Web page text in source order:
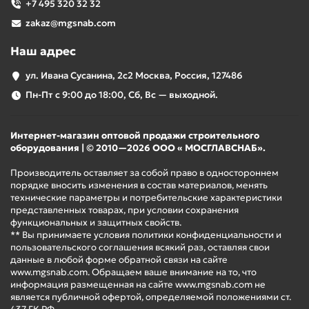
лазерных нивелиров. Он состоит из трех секций, при
раскладывании достигает 3,6 метров. Штанга RGK CG-2
разметке внутри помещений. В комплект входит
небольшой трипод.
RGK PR-38R
Количество
плоскостей
Горизонтальный
угол развёртки
360°
Количество
вертикальных
плоскостей
2
Вертикальный
угол развёртки
360°
Точность
±2 мм на 10 м
+7 495 320 32 32
zakaz@mgsnab.com
Наш адрес
ул. Ивана Сусанина, 2с2 Москва, Россия, 127486
Пн-Пт с 9:00 до 18:00, Сб, Вс — выходной.
Интернет-магазин оптовой продажи строительного
оборудования | © 2010—2026 ООО « МОСГЛАВСНАБ».
Производитель оставляет за собой право в одностороннем
порядке вносить изменения в состав материалов, менять
технические параметры и потребительские характеристики
представленных товарах, при условии сохранения
функциональных и защитных свойств.
** Вы принимаете условия политики конфиденциальности и
пользовательского соглашения всякий раз, оставляя свои
данные в любой форме обратной связи на сайте
www.mgsnab.com. Обращаем ваше внимание на то, что
информация размещенная на сайте www.mgsnab.com не
является публичной офертой, определяемой положениями ст.